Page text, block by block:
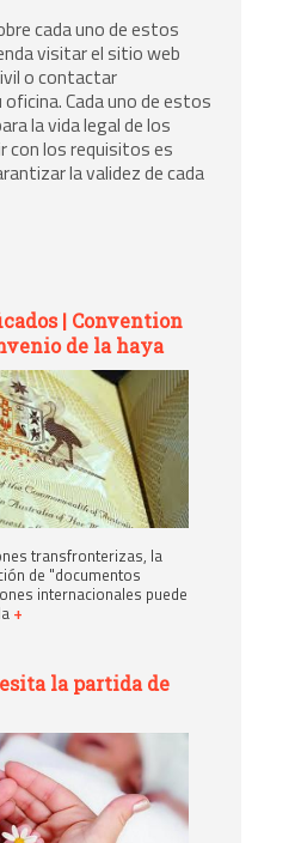
cada uno de estos
visitar el sitio web
o contactar
Cada uno de estos
la vida legal de los
con los requisitos es
la validez de cada
| Convention
de la haya
transfronterizas, la
de "documentos
internacionales puede
+
la partida de